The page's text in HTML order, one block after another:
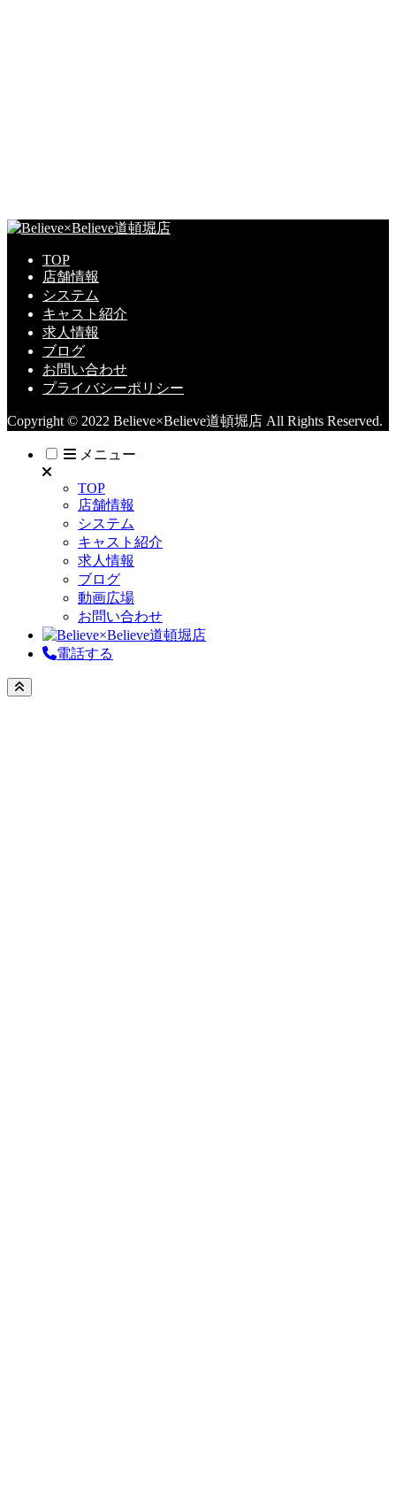
TOP
店舗情報
システム
キャスト紹介
求人情報
ブログ
お問い合わせ
プライバシーポリシー
Copyright © 2022 Believe×Believe道頓堀店 All Rights Reserved.
メニュー
TOP
店舗情報
システム
キャスト紹介
求人情報
ブログ
動画広場
お問い合わせ
電話する